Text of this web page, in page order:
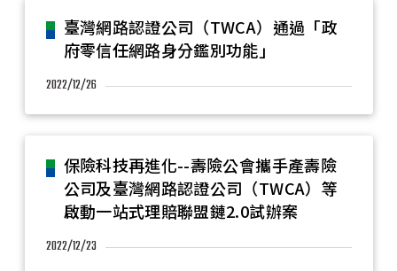
臺灣網路認證公司（TWCA）通過「政
府零信任網路身分鑑別功能」
2022/12/26
保險科技再進化--壽險公會攜手產壽險
公司及臺灣網路認證公司（TWCA）等
啟動一站式理賠聯盟鏈2.0試辦案
2022/12/23